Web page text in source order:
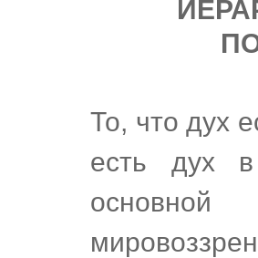
То, что дух
есть дух
основной